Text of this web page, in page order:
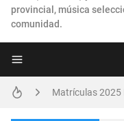
provincial, música
comunidad.
Salud Publica